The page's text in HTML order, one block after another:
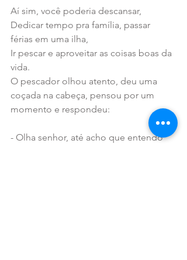
Aí sim, você poderia descansar,
Dedicar tempo pra família, passar
férias em uma ilha,
Ir pescar e aproveitar as coisas boas da
vida.
O pescador olhou atento, deu uma
coçada na cabeça, pensou por um
momento e respondeu:
- Olha senhor, até acho que entendo